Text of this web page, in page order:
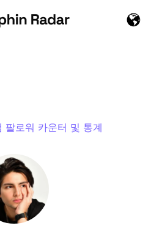
팔로워 카운터 및 통계